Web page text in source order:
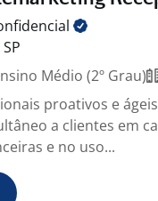
Médio (2º Grau)
proativos e
a clientes em
e no uso...